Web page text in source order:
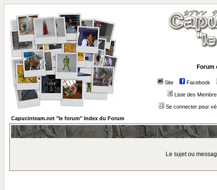
Forum
Site Facebook
Liste des
Se connecter pour
Capucinteam.net "le forum" Index du Forum
Le sujet ou